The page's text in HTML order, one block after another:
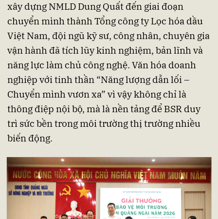
xây dựng NMLD Dung Quất đến giai đoạn
chuyển mình thành Tổng công ty Lọc hóa dầu
Việt Nam, đội ngũ kỹ sư, công nhân, chuyên gia
vận hành đã tích lũy kinh nghiệm, bản lĩnh và
năng lực làm chủ công nghệ. Văn hóa doanh
nghiệp với tinh thần “Năng lượng dẫn lối –
Chuyển mình vươn xa” vì vậy không chỉ là
thông điệp nội bộ, mà là nền tảng để BSR duy
trì sức bền trong môi trường thị trường nhiều
biến động.